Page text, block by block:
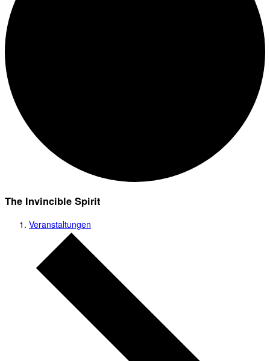
The Invincible Spirit
Veranstaltungen